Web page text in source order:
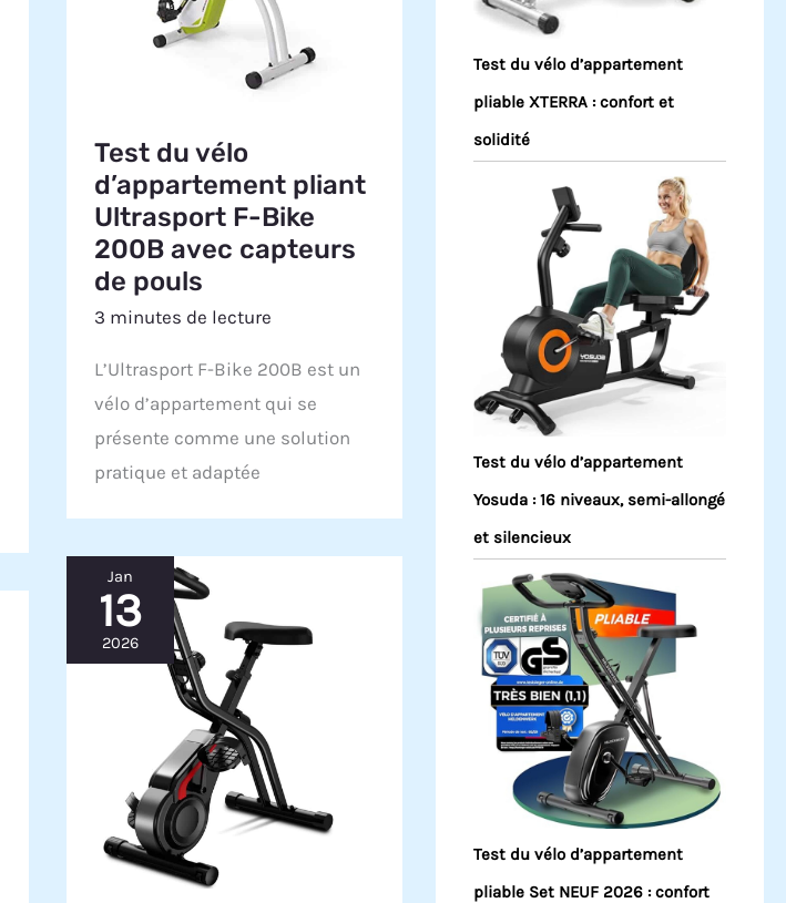
Test du vélo
d’appartement pliant
Ultrasport F-Bike
200B avec capteurs
de pouls
3 minutes de lecture
L’Ultrasport F-Bike 200B est un
vélo d’appartement qui se
présente comme une solution
pratique et adaptée
Jan
13
2026
Test du vélo d’appartement
pliable XTERRA : confort et
solidité
Test du vélo d’appartement
Yosuda : 16 niveaux, semi-allongé
et silencieux
Test du vélo d’appartement
pliable Set NEUF 2026 : confort